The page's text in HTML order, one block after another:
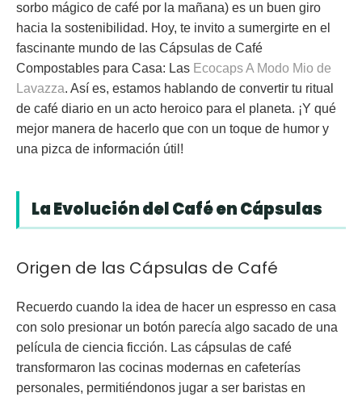
sorbo mágico de café por la mañana) es un buen giro
hacia la sostenibilidad. Hoy, te invito a sumergirte en el
fascinante mundo de las Cápsulas de Café
Compostables para Casa: Las Ecocaps A Modo Mio de
Lavazza. Así es, estamos hablando de convertir tu ritual
de café diario en un acto heroico para el planeta. ¡Y qué
mejor manera de hacerlo que con un toque de humor y
una pizca de información útil!
La Evolución del Café en Cápsulas
Origen de las Cápsulas de Café
Recuerdo cuando la idea de hacer un espresso en casa
con solo presionar un botón parecía algo sacado de una
película de ciencia ficción. Las cápsulas de café
transformaron las cocinas modernas en cafeterías
personales, permitiéndonos jugar a ser baristas en